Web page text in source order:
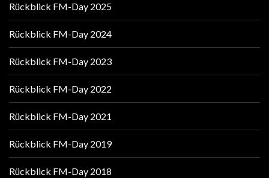
Rückblick FM-Day 2025
Rückblick FM-Day 2024
Rückblick FM-Day 2023
Rückblick FM-Day 2022
Rückblick FM-Day 2021
Rückblick FM-Day 2019
Rückblick FM-Day 2018